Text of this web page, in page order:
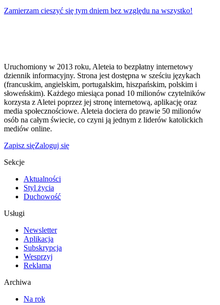
Zamierzam cieszyć się tym dniem bez względu na wszystko!
Uruchomiony w 2013 roku, Aleteia to bezpłatny internetowy
dziennik informacyjny. Strona jest dostępna w sześciu językach
(francuskim, angielskim, portugalskim, hiszpańskim, polskim i
słoweńskim). Każdego miesiąca ponad 10 milionów czytelników
korzysta z Aletei poprzez jej stronę internetową, aplikację oraz
media społecznościowe. Aleteia dociera do prawie 50 milionów
osób na całym świecie, co czyni ją jednym z liderów katolickich
mediów online.
Zapisz sięZaloguj się
Sekcje
Aktualności
Styl życia
Duchowość
Usługi
Newsletter
Aplikacja
Subskrypcja
Wesprzyj
Reklama
Archiwa
Na rok